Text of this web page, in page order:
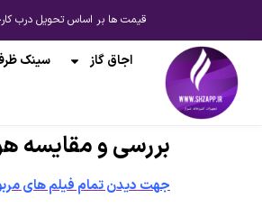
قیمت ها بر اساس تحویل درب کارخانه در تهران
اجاق گاز سینک
بررسی و مقایسه
جهت دیدن تمام فیلم های